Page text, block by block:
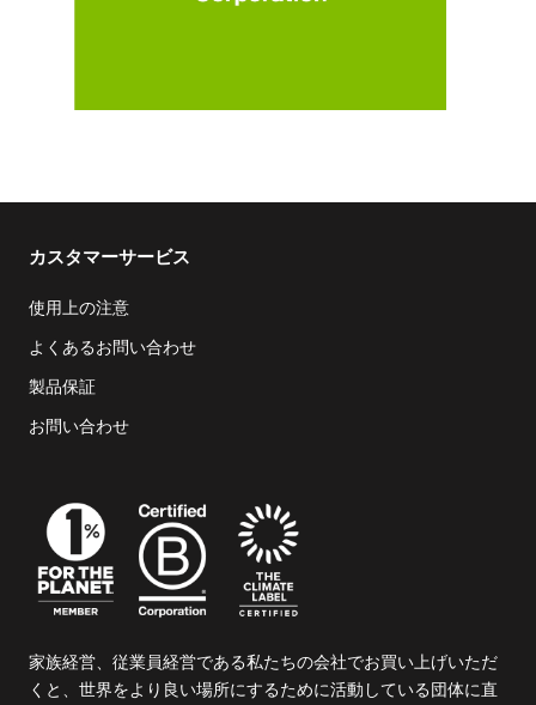
カスタマーサービス
使用上の注意
よくあるお問い合わせ
製品保証
お問い合わせ
家族経営、従業員経営である私たちの会社でお買い上げいただ
くと、世界をより良い場所にするために活動している団体に直